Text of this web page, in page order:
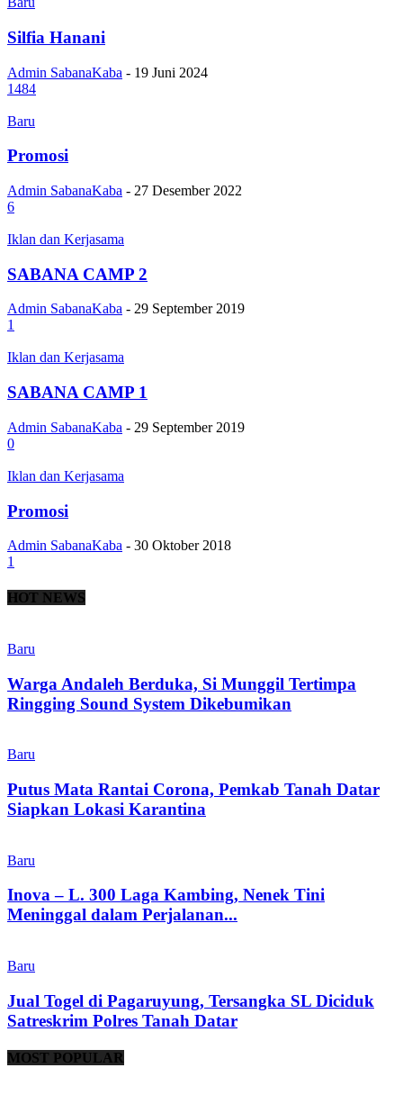
Silfia Hanani
Admin SabanaKaba - 19 Juni 2024
1484
Baru
Promosi
Admin SabanaKaba - 27 Desember 2022
6
Iklan dan Kerjasama
SABANA CAMP 2
Admin SabanaKaba - 29 September 2019
1
Iklan dan Kerjasama
SABANA CAMP 1
Admin SabanaKaba - 29 September 2019
0
Iklan dan Kerjasama
Promosi
Admin SabanaKaba - 30 Oktober 2018
1
HOT NEWS
Baru
Warga Andaleh Berduka, Si Munggil Tertimpa
Ringging Sound System Dikebumikan
Baru
Putus Mata Rantai Corona, Pemkab Tanah Datar
Siapkan Lokasi Karantina
Baru
Inova – L. 300 Laga Kambing, Nenek Tini
Meninggal dalam Perjalanan...
Baru
Jual Togel di Pagaruyung, Tersangka SL Diciduk
Satreskrim Polres Tanah Datar
MOST POPULAR